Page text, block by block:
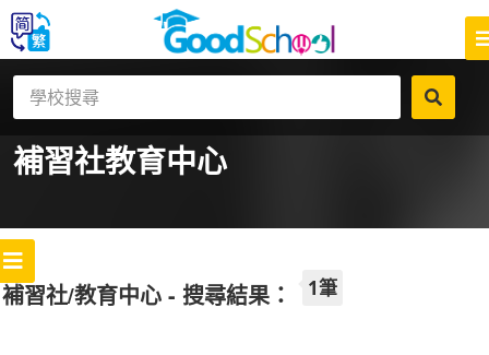
補習社教育中心
補習社/教育中心 - 搜尋結果： 1筆